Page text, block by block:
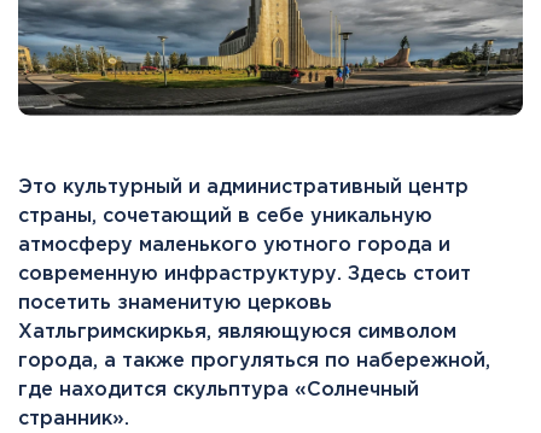
Это культурный и административный центр
страны, сочетающий в себе уникальную
атмосферу маленького уютного города и
современную инфраструктуру. Здесь стоит
посетить знаменитую церковь
Хатльгримскиркья, являющуюся символом
города, а также прогуляться по набережной,
где находится скульптура «Солнечный
странник».